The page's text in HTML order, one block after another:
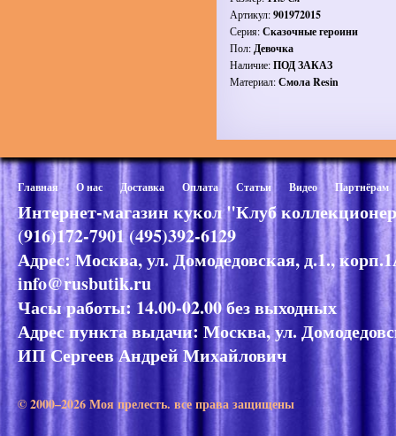
Артикул:901972015
Серия:Сказочные героини
Пол:Девочка
Наличие:ПОД ЗАКАЗ
Материал:Смола Resin
Главная О нас Доставка Оплата Статьи Видео Партнёрам
Интернет-магазин кукол "Клуб
(916)172-7901 (495)392-6129
Адрес: Москва, ул. Домодедовская, д.1.,
info@rusbutik.ru
Часы работы: 14.00-02.00 без выходных
Адрес пункта выдачи: Москва, ул.
ИП Сергеев Андрей Михайлович
© 2000–2026 Моя прелесть. все права защищены